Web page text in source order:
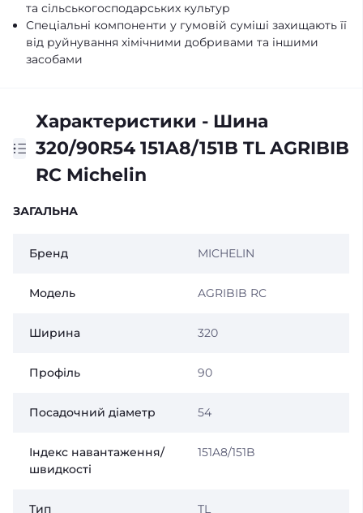
та сільськогосподарських культур
Спеціальні компоненти у гумовій суміші захищають її
від руйнування хімічними добривами та іншими
засобами
Характеристики - Шина
320/90R54 151A8/151B TL AGRIBIB
RC Michelin
ЗАГАЛЬНА
Бренд MICHELIN
Модель AGRIBIB RC
Ширина 320
Профіль 90
Посадочний діаметр 54
Індекс навантаження/
швидкості
151A8/151B
Тип TL